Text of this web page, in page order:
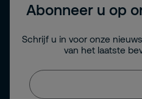
Abonneer u op
Schrijf u in voor onze
van het laatste